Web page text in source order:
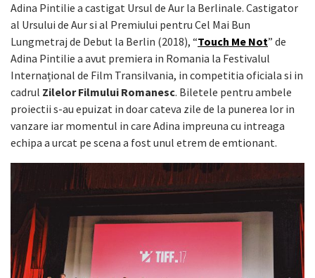
Adina Pintilie a castigat Ursul de Aur la Berlinale. Castigator
al Ursului de Aur si al Premiului pentru Cel Mai Bun
Lungmetraj de Debut la Berlin (2018), “Touch Me Not” de
Adina Pintilie a avut premiera in Romania la Festivalul
Internațional de Film Transilvania, in competitia oficiala si in
cadrul Zilelor Filmului Romanesc. Biletele pentru ambele
proiectii s-au epuizat in doar cateva zile de la punerea lor in
vanzare iar momentul in care Adina impreuna cu intreaga
echipa a urcat pe scena a fost unul etrem de emtionant.